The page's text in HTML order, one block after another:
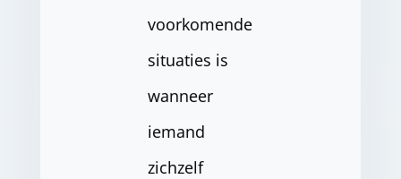
voorkomende
situaties is
wanneer
iemand
zichzelf